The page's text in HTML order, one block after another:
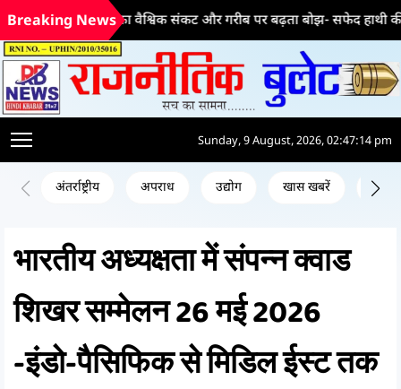
भ्रष्टाचार का वैश्विक संकट और गरीब पर बढ़ता बोझ- सफेद हाथी की ड्रेस में
Breaking News
Sunday, 9 August, 2026, 02:47:15 pm
अंतर्राष्ट्रीय अपराध उद्योग खास खबरें जन
भारतीय अध्यक्षता में संपन्न क्वाड
शिखर सम्मेलन 26 मई 2026
-इंडो-पैसिफिक से मिडिल ईस्ट तक